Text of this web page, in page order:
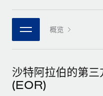
团队的内置核心人力资
连接 新的
使用我们的 MCP 将任何
借助核心业务工具简化
与我们携手合作
战略技术合作伙伴
成为合作伙伴
核对表和模板
职位描述库
网络研讨会
活动
新闻室
Português (Portugal)
日本語
한국어
中文（简体）
概览
沙特阿拉伯的第
(EOR)